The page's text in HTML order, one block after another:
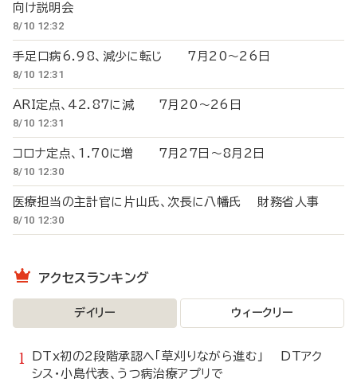
向け説明会
8/10 12:32
手足口病6.98、減少に転じ 7月20～26日
8/10 12:31
ARI定点、42.87に減 7月20～26日
8/10 12:31
コロナ定点、1.70に増 7月27日～8月2日
8/10 12:30
医療担当の主計官に片山氏、次長に八幡氏 財務省人事
8/10 12:30
アクセスランキング
デイリー ウィークリー
DTx初の2段階承認へ「草刈りながら進む」 DTアク
シス・小島代表、うつ病治療アプリで